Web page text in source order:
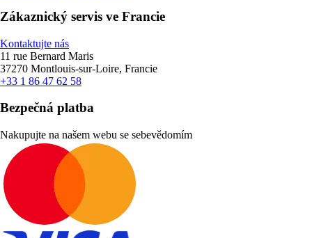
Zákaznický servis ve Francie
Kontaktujte nás
11 rue Bernard Maris
37270 Montlouis-sur-Loire, Francie
+33 1 86 47 62 58
Bezpečná platba
Nakupujte na našem webu se sebevědomím